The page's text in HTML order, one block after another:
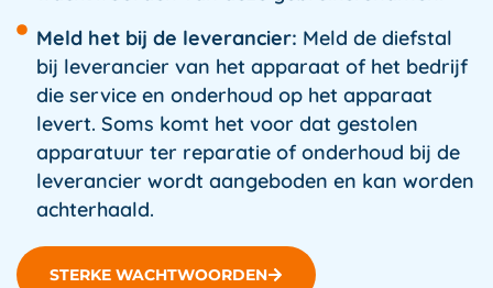
Meld het bij de leverancier: Meld de diefstal
bij leverancier van het apparaat of het bedrijf
die service en onderhoud op het apparaat
levert. Soms komt het voor dat gestolen
apparatuur ter reparatie of onderhoud bij de
leverancier wordt aangeboden en kan worden
achterhaald.
STERKE WACHTWOORDEN